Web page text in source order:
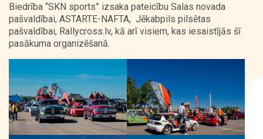
Biedrība “SKN sports” izsaka pateicību Salas novada
pašvaldībai, ASTARTE-NAFTA, Jēkabpils pilsētas
pašvaldībai, Rallycross.lv, kā arī visiem, kas iesaistījās šī
pasākuma organizēšanā.